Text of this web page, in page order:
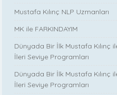
Mustafa Kılınç NLP Uzmanları
MK ile FARKINDAYIM
Dünyada Bir İlk Mustafa Kılınç
İleri Seviye Programları
Dünyada Bir İlk Mustafa Kılınç
İleri Seviye Programları